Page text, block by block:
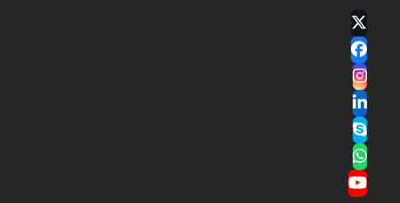
Twitter
(deprecated)
Facebook
Instagram
LinkedIn
Skype
Whatsapp
YouTube